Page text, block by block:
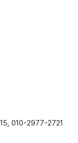
010-2977-2721